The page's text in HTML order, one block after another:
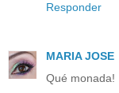
Responder
MARIA JOSE
Qué monada!